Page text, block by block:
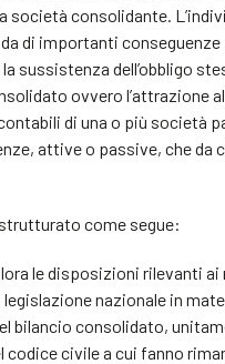
società consolidante.
di importanti
sussistenza dell’obbligo
ovvero l’attrazione
di una o più società
attive o passive, che da
come segue:
le disposizioni rilevanti
nazionale in
bilancio consolidato,
civile a cui fanno